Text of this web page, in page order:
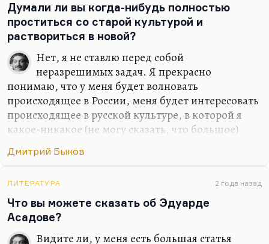
Что нет, то нет.
Земную предал неоднократно,
И…
Думали ли вы когда-нибудь полностью
проститься со старой культурой и
раствориться в новой?
Нет, я не ставлю перед собой
неразрешимых задач. Я прекрасно
понимаю, что у меня будет волновать
происходящее в России, меня будет интересовать
происходящее в русской культуре, в которой я
какое-никакое (не могу сказать, что большое)
безусловно. Сужу я об этом прежде всего по
студентов, славистов. Так что нет, я не думал
бросить то, что я там прожил и то, что я там
видел и сделал. Иной вопрос, что писать по-
английски я, конечно, буду. От этого никуда не
Дмитрий Быков
ЛИТЕРАТУРА 2 года назад
Что вы можете сказать об Эдуарде
Асадове?
Видите ли, у меня есть большая статья